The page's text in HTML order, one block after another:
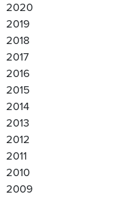
2020
2019
2018
2017
2016
2015
2014
2013
2012
2011
2010
2009